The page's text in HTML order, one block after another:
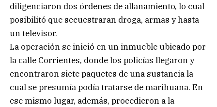
diligenciaron dos órdenes de allanamiento, lo cual
posibilitó que secuestraran droga, armas y hasta
un televisor.
La operación se inició en un inmueble ubicado por
la calle Corrientes, donde los policías llegaron y
encontraron siete paquetes de una sustancia la
cual se presumía podía tratarse de marihuana. En
ese mismo lugar, además, procedieron a la